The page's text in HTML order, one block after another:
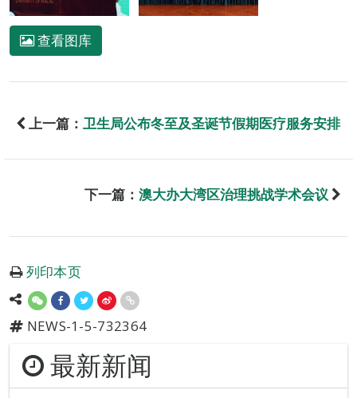
查看图库
上一篇： 卫生局公布冬至及圣诞节假期医疗服务安排
下一篇： 澳大办大湾区治理挑战学术会议
列印本页
NEWS-1-5-732364
最新新闻